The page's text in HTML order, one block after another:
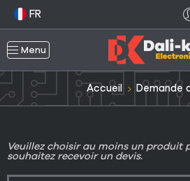
FR
Menu
Accueil Demande
Veuillez choisir au moins un produit
souhaitez recevoir un devis.